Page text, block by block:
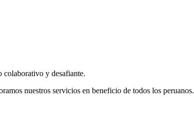
colaborativo y desafiante.
nuestros servicios en beneficio de todos los peruanos.